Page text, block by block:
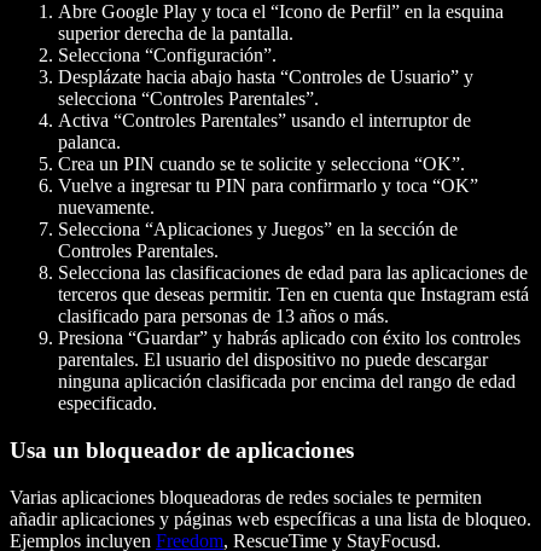
Abre Google Play y toca el “Icono de Perfil” en la esquina
superior derecha de la pantalla.
Selecciona “Configuración”.
Desplázate hacia abajo hasta “Controles de Usuario” y
selecciona “Controles Parentales”.
Activa “Controles Parentales” usando el interruptor de
palanca.
Crea un PIN cuando se te solicite y selecciona “OK”.
Vuelve a ingresar tu PIN para confirmarlo y toca “OK”
nuevamente.
Selecciona “Aplicaciones y Juegos” en la sección de
Controles Parentales.
Selecciona las clasificaciones de edad para las aplicaciones de
terceros que deseas permitir. Ten en cuenta que Instagram está
clasificado para personas de 13 años o más.
Presiona “Guardar” y habrás aplicado con éxito los controles
parentales. El usuario del dispositivo no puede descargar
ninguna aplicación clasificada por encima del rango de edad
especificado.
Usa un bloqueador de aplicaciones
Varias aplicaciones bloqueadoras de redes sociales te permiten
añadir aplicaciones y páginas web específicas a una lista de bloqueo.
Ejemplos incluyen Freedom, RescueTime y StayFocusd.